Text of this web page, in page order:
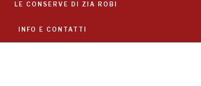
LE CONSERVE DI ZIA ROBI
INFO E CONTATTI